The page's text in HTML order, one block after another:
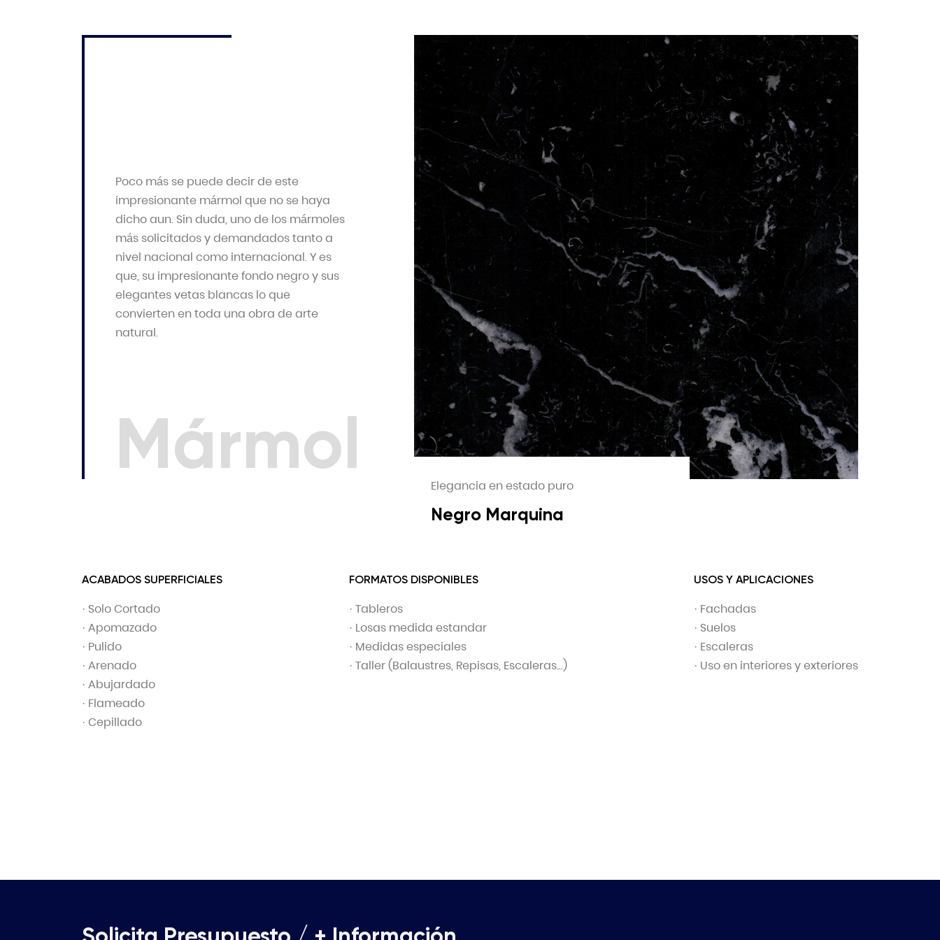
Poco más se puede decir de este
impresionante mármol que no se haya
dicho aun. Sin duda, uno de los mármoles
más solicitados y demandados tanto a
nivel nacional como internacional. Y es
que, su impresionante fondo negro y sus
elegantes vetas blancas lo que
convierten en toda una obra de arte
natural.
Mármol Elegancia en estado puro
Negro Marquina
ACABADOS SUPERFICIALES
· Solo Cortado
· Apomazado
· Pulido
· Arenado
· Abujardado
· Flameado
· Cepillado
FORMATOS DISPONIBLES
· Tableros
· Losas medida estandar
· Medidas especiales
· Taller (Balaustres, Repisas, Escaleras...)
USOS Y APLICACIONES
· Fachadas
· Suelos
· Escaleras
· Uso en interiores y exteriores